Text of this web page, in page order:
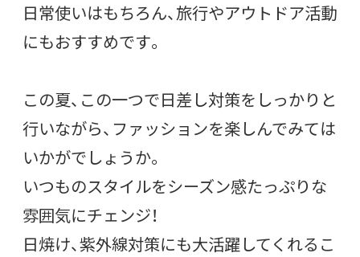
日常使いはもちろん、旅行やアウトドア活動
にもおすすめです。
この夏、この一つで日差し対策をしっかりと
行いながら、ファッションを楽しんでみては
いかがでしょうか。
いつものスタイルをシーズン感たっぷりな
雰囲気にチェンジ！
日焼け、紫外線対策にも大活躍してくれるこ